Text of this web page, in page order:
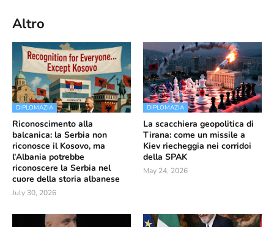
Altro
DIPLOMAZIA
Riconoscimento alla
balcanica: la Serbia non
riconosce il Kosovo, ma
l'Albania potrebbe
riconoscere la Serbia nel
cuore della storia albanese
July 30, 2026
DIPLOMAZIA
La scacchiera geopolitica di
Tirana: come un missile a
Kiev riecheggia nei corridoi
della SPAK
May 24, 2026